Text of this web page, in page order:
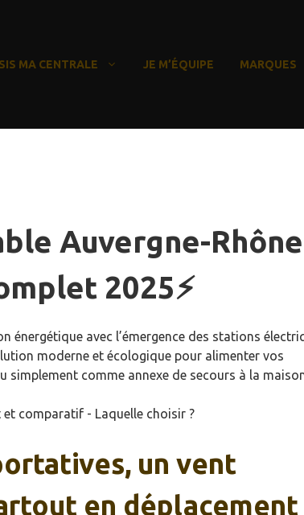
MA CENTRALE JE M’ÉQUIPE MARQUES
Auvergne-
2025⚡
énergétique avec l’émergence des stations
moderne et écologique pour alimenter vos
simplement comme annexe de secours à la
un vent
en déplacement